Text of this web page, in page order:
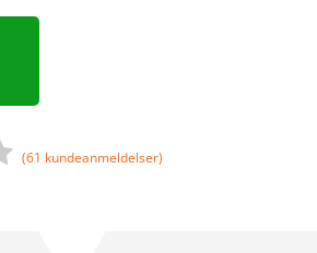
(61 kundeanmeldelser)